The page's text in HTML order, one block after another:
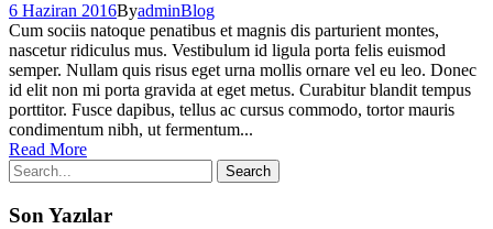
6 Haziran 2016ByadminBlog
Cum sociis natoque penatibus et magnis dis parturient montes,
nascetur ridiculus mus. Vestibulum id ligula porta felis euismod
semper. Nullam quis risus eget urna mollis ornare vel eu leo. Donec
id elit non mi porta gravida at eget metus. Curabitur blandit tempus
porttitor. Fusce dapibus, tellus ac cursus commodo, tortor mauris
condimentum nibh, ut fermentum...
Read More
Son Yazılar